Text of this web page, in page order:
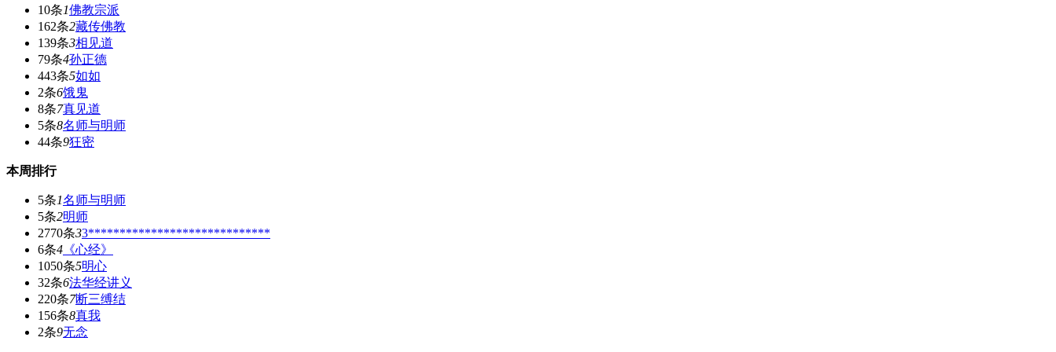
10条1佛教宗派
162条2藏传佛教
139条3相见道
79条4孙正德
443条5如如
2条6饿鬼
8条7真见道
5条8名师与明师
44条9狂密
本周排行
5条1名师与明师
5条2明师
2770条33*****************************
6条4 《心经》
1050条5明心
32条6法华经讲义
220条7断三缚结
156条8真我
2条9无念